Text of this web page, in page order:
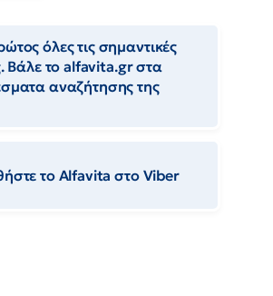
όλες τις σημαντικές
Βάλε το alfavita.gr στα
αναζήτησης της
το Αlfavita στο Viber